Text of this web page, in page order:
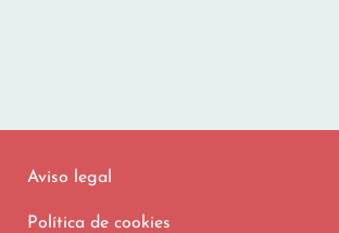
Aviso legal
Política de cookies